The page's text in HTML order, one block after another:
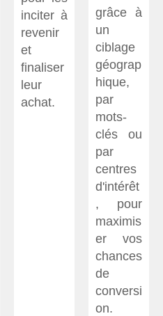
inciter à
revenir
et
finaliser
leur
achat.
grâce à
un
ciblage
géograp
hique,
par
mots-
clés ou
par
centres
d'intérêt
, pour
maximis
er vos
chances
de
conversi
on.